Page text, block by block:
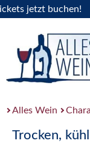
jetzt buchen!
Alles Wein
Trocken,